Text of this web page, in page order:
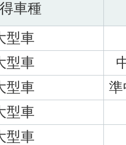
車種
型車
型車
型車
準
型車
型車